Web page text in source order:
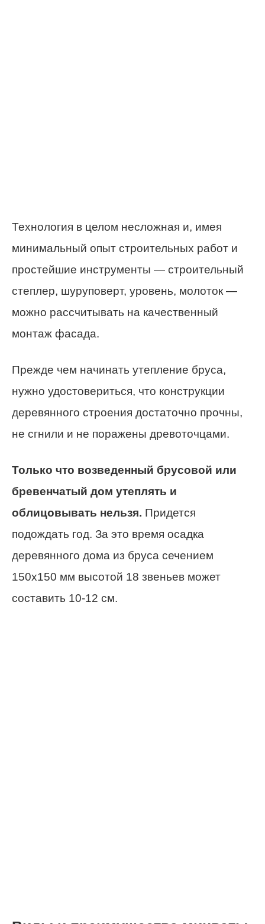
Технология в целом несложная и, имея
минимальный опыт строительных работ и
простейшие инструменты — строительный
степлер, шуруповерт, уровень, молоток —
можно рассчитывать на качественный
монтаж фасада.
Прежде чем начинать утепление бруса,
нужно удостовериться, что конструкции
деревянного строения достаточно прочны,
не сгнили и не поражены древоточцами.
Только что возведенный брусовой или
бревенчатый дом утеплять и
облицовывать нельзя. Придется
подождать год. За это время осадка
деревянного дома из бруса сечением
150х150 мм высотой 18 звеньев может
составить 10-12 см.